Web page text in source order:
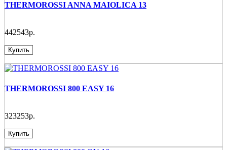
THERMOROSSI ANNA MAIOLICA 13
442543р.
Купить
THERMOROSSI 800 EASY 16
323253р.
Купить